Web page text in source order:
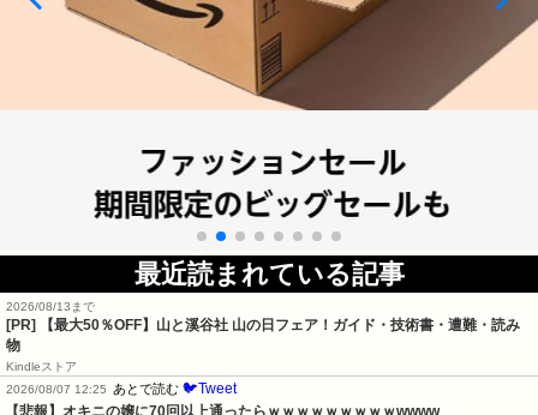
最近読まれている記事
2026/08/13まで
[PR]
【最大50％OFF】山と溪谷社 山の日フェア！ガイド・技術書・遭難・読み
物
Kindleストア
2026/08/07 12:25
あとで読む 🐦Tweet
【悲報】オキニの嬢に70回以上通ったらｗｗｗｗｗｗｗｗｗwwww